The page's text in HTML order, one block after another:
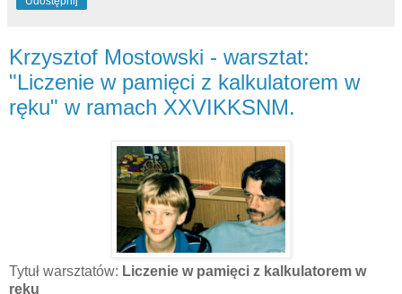
Krzysztof Mostowski - warsztat:
"Liczenie w pamięci z kalkulatorem w
ręku" w ramach XXVIKKSNM.
Tytuł warsztatów: Liczenie w pamięci z kalkulatorem w
ręku